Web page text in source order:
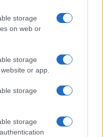
storage
on web or
storage
or app.
storage
storage
hanno ricevuto
corso di 60 giorni, i
sono stati
del gruppo
il 20,2% di coloro
Questa